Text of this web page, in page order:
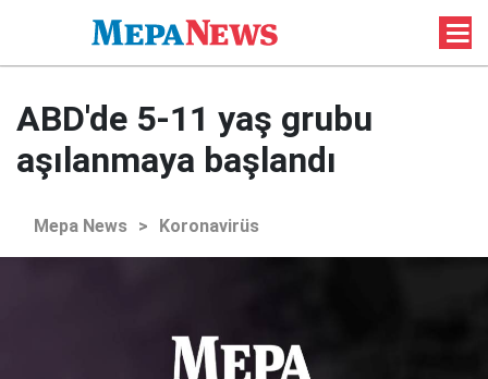
ABD'de 5-11 yaş grubu
aşılanmaya başlandı
Mepa News > Koronavirüs